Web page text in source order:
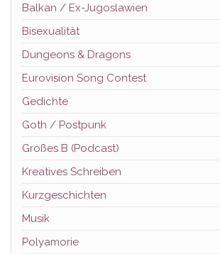
Balkan / Ex-Jugoslawien
Bisexualität
Dungeons & Dragons
Eurovision Song Contest
Gedichte
Goth / Postpunk
Großes B (Podcast)
Kreatives Schreiben
Kurzgeschichten
Musik
Polyamorie